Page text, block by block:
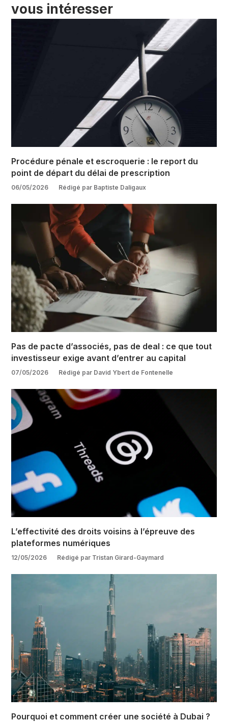
vous intéresser
Pourquoi et comment créer une société à Dubai ?
L’effectivité des droits voisins à l’épreuve des
plateformes numériques
12/05/2026 Rédigé par Tristan Girard-Gaymard
Pas de pacte d’associés, pas de deal : ce que tout
investisseur exige avant d’entrer au capital
07/05/2026 Rédigé par David Ybert de Fontenelle
Procédure pénale et escroquerie : le report du
point de départ du délai de prescription
06/05/2026 Rédigé par Baptiste Daligaux